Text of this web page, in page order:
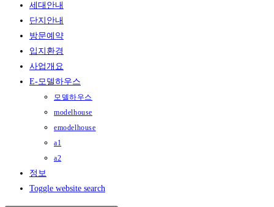
세대안내
단지안내
방문예약
입지환경
사업개요
E-모델하우스
모델하우스
modelhouse
emodelhouse
a1
a2
정보
Toggle website search